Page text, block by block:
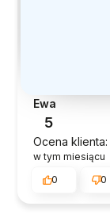
Ewa
5
Ocena klienta:
w tym miesiącu
0
0